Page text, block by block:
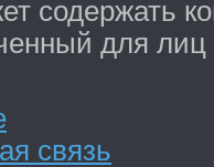
связь